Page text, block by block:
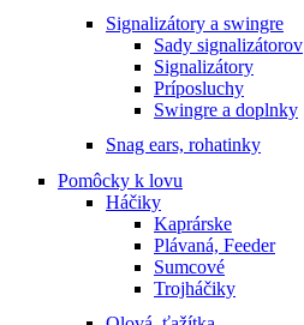
Signalizátory a swingre
Sady signalizátorov
Signalizátory
Príposluchy
Swingre a doplnky
Snag ears, rohatinky
Pomôcky k lovu
Háčiky
Kaprárske
Plávaná, Feeder
Sumcové
Trojháčiky